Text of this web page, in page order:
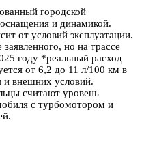
городской
и динамикой.
от условий эксплуатации.
но на трассе
году *реальный расход
от 6,2 до 11 л/100 км в
и внешних условий.
считают уровень
с турбомотором и